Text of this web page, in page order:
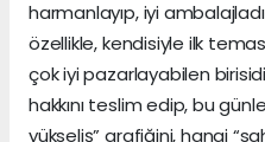
harmanlayıp, iyi
özellikle, kendisiyle ilk
çok iyi pazarlayabilen
hakkını teslim edip, bu
yükseliş” grafiğini, hangi